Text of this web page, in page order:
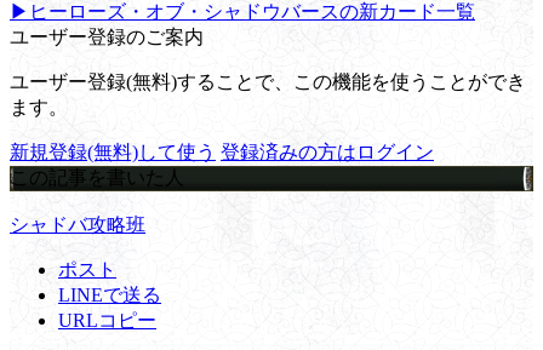
▶ヒーローズ・オブ・シャドウバースの新カード一覧
ユーザー登録のご案内
ユーザー登録(無料)することで、この機能を使うことができ
ます。
新規登録(無料)して使う 登録済みの方はログイン
この記事を書いた人
シャドバ攻略班
ポスト
LINEで送る
URLコピー